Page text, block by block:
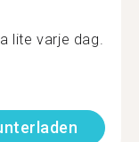
lite varje dag.